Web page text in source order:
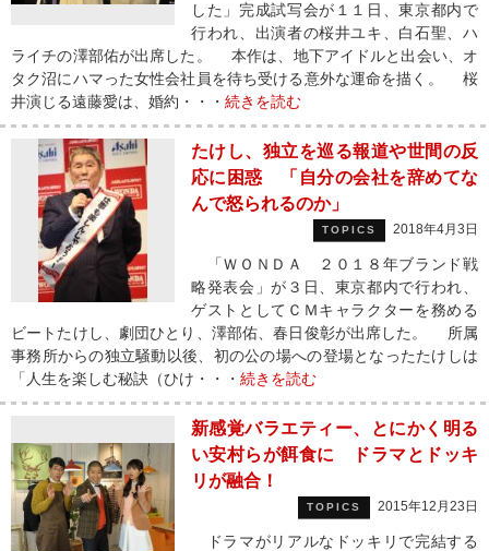
した」完成試写会が１１日、東京都内で
行われ、出演者の桜井ユキ、白石聖、ハ
ライチの澤部佑が出席した。 本作は、地下アイドルと出会い、オ
タク沼にハマった女性会社員を待ち受ける意外な運命を描く。 桜
井演じる遠藤愛は、婚約・・・ 続きを読む
たけし、独立を巡る報道や世間の反
応に困惑 「自分の会社を辞めてな
んで怒られるのか」
TOPICS 2018年4月3日
「ＷＯＮＤＡ ２０１８年ブランド戦
略発表会」が３日、東京都内で行われ、
ゲストとしてＣＭキャラクターを務める
ビートたけし、劇団ひとり、澤部佑、春日俊彰が出席した。 所属
事務所からの独立騒動以後、初の公の場への登場となったたけしは
「人生を楽しむ秘訣（ひけ・・・ 続きを読む
新感覚バラエティー、とにかく明る
い安村らが餌食に ドラマとドッキ
リが融合！
TOPICS 2015年12月23日
ドラマがリアルなドッキリで完結する